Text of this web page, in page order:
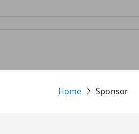
Sponsor